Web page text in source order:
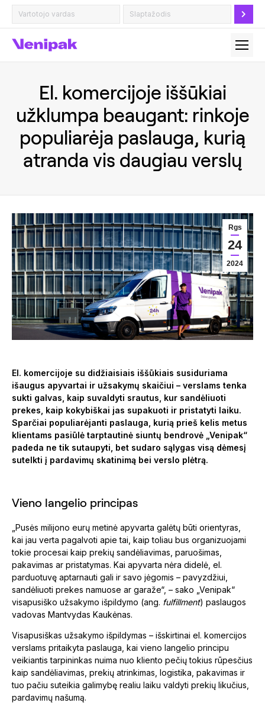
El. komercijoje iššūkiai
užklumpa beaugant: rinkoje
populiarėja paslauga, kurią
atranda vis daugiau verslų
Rgs
24
2024
El. komercijoje su didžiaisiais iššūkiais susiduriama
išaugus apyvartai ir užsakymų skaičiui – verslams tenka
sukti galvas, kaip suvaldyti srautus, kur sandėliuoti
prekes, kaip kokybiškai jas supakuoti ir pristatyti laiku.
Sparčiai populiarėjanti paslauga, kurią prieš kelis metus
klientams pasiūlė tarptautinė siuntų bendrovė „Venipak“
padeda ne tik sutaupyti, bet sudaro sąlygas visą dėmesį
sutelkti į pardavimų skatinimą bei verslo plėtrą.
Vieno langelio principas
„Pusės milijono eurų metinė apyvarta galėtų būti orientyras,
kai jau verta pagalvoti apie tai, kaip toliau bus organizuojami
tokie procesai kaip prekių sandėliavimas, paruošimas,
pakavimas ar pristatymas. Kai apyvarta nėra didelė, el.
parduotuvę aptarnauti gali ir savo jėgomis – pavyzdžiui,
sandėliuoti prekes namuose ar garaže“, – sako „Venipak“
visapusiško užsakymo išpildymo (ang. fulfillment) paslaugos
vadovas Mantvydas Kaukėnas.
Visapusiškas užsakymo išpildymas – išskirtinai el. komercijos
verslams pritaikyta paslauga, kai vieno langelio principu
veikiantis tarpininkas nuima nuo kliento pečių tokius rūpesčius
kaip sandėliavimas, prekių atrinkimas, logistika, pakavimas ir
tuo pačiu suteikia galimybę realiu laiku valdyti prekių likučius,
pardavimų našumą.